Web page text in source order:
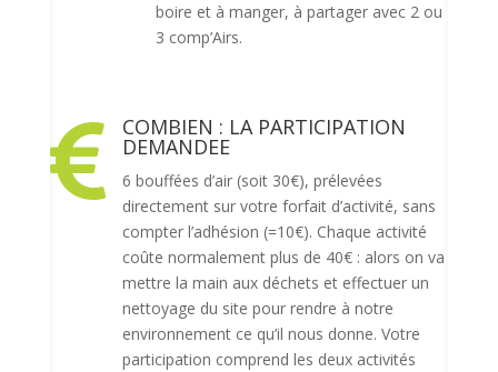
boire et à manger, à partager avec 2 ou
3 comp’Airs.
 COMBIEN : LA PARTICIPATION
DEMANDEE
6 bouffées d’air (soit 30€), prélevées
directement sur votre forfait d’activité, sans
compter l’adhésion (=10€). Chaque activité
coûte normalement plus de 40€ : alors on va
mettre la main aux déchets et effectuer un
nettoyage du site pour rendre à notre
environnement ce qu’il nous donne. Votre
participation comprend les deux activités